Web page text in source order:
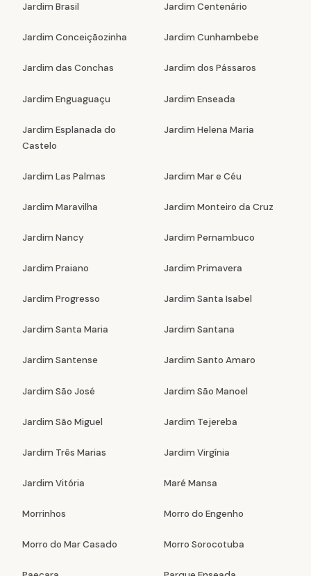
Jardim Brasil Jardim Centenário
Jardim Conceiçãozinha Jardim Cunhambebe
Jardim das Conchas Jardim dos Pássaros
Jardim Enguaguaçu Jardim Enseada
Jardim Esplanada do
Castelo
Jardim Helena Maria
Jardim Las Palmas Jardim Mar e Céu
Jardim Maravilha Jardim Monteiro da Cruz
Jardim Nancy Jardim Pernambuco
Jardim Praiano Jardim Primavera
Jardim Progresso Jardim Santa Isabel
Jardim Santa Maria Jardim Santana
Jardim Santense Jardim Santo Amaro
Jardim São José Jardim São Manoel
Jardim São Miguel Jardim Tejereba
Jardim Três Marias Jardim Virgínia
Jardim Vitória Maré Mansa
Morrinhos Morro do Engenho
Morro do Mar Casado Morro Sorocotuba